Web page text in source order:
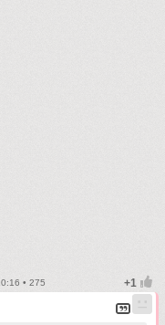
• 275